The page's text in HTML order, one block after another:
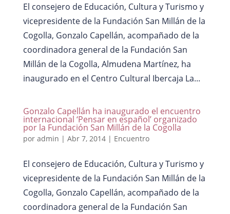
El consejero de Educación, Cultura y Turismo y
vicepresidente de la Fundación San Millán de la
Cogolla, Gonzalo Capellán, acompañado de la
coordinadora general de la Fundación San
Millán de la Cogolla, Almudena Martínez, ha
inaugurado en el Centro Cultural Ibercaja La...
Gonzalo Capellán ha inaugurado el encuentro
internacional ‘Pensar en español’ organizado
por la Fundación San Millán de la Cogolla
por admin | Abr 7, 2014| Encuentro
El consejero de Educación, Cultura y Turismo y
vicepresidente de la Fundación San Millán de la
Cogolla, Gonzalo Capellán, acompañado de la
coordinadora general de la Fundación San